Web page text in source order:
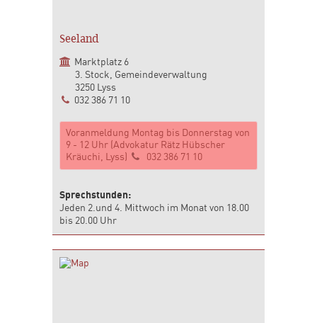
Seeland
Marktplatz 6
3. Stock, Gemeindeverwaltung
3250 Lyss
032 386 71 10
Voranmeldung Montag bis Donnerstag von
9 - 12 Uhr (Advokatur Rätz Hübscher
Kräuchi, Lyss)
032 386 71 10
Sprechstunden:
Jeden 2.und 4. Mittwoch im Monat von 18.00
bis 20.00 Uhr